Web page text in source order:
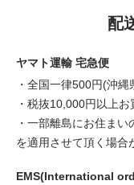
配
ヤマト運輸 宅急便
・全国一律500円(沖
・税抜10,000円以上
・一部離島にお住まい
を適用させて頂く場合
EMS(International